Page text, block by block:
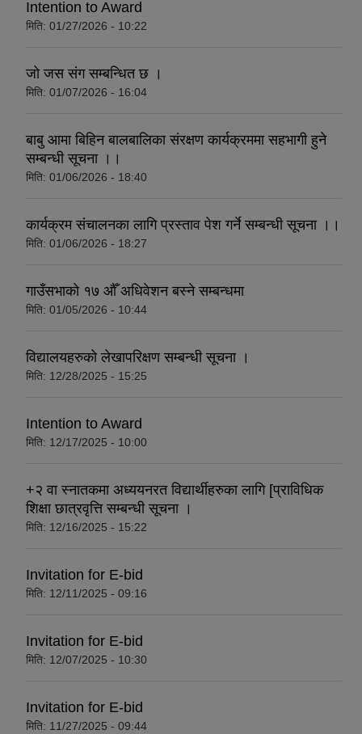
Intention to Award
मिति: 01/27/2026 - 10:22
जो जस संग सम्बन्धित छ ।
मिति: 01/07/2026 - 16:04
बाबु आमा बिहिन बालबालिका संरक्षण कार्यक्रममा सहभागी हुने
सम्बन्धी सूचना ।।
मिति: 01/06/2026 - 18:40
कार्यक्रम संचालनका लागि प्रस्ताव पेश गर्ने सम्बन्धी सूचना ।।
मिति: 01/06/2026 - 18:27
गाउँसभाको १७ औँ अधिवेशन बस्ने सम्बन्धमा
मिति: 01/05/2026 - 10:44
विद्यालयहरुको लेखापरिक्षण सम्बन्धी सूचना ।
मिति: 12/28/2025 - 15:25
Intention to Award
मिति: 12/17/2025 - 10:00
+२ वा स्नातकमा अध्ययनरत विद्यार्थीहरुका लागि [प्राविधिक
शिक्षा छात्रवृत्ति सम्बन्धी सूचना ।
मिति: 12/16/2025 - 15:22
Invitation for E-bid
मिति: 12/11/2025 - 09:16
Invitation for E-bid
मिति: 12/07/2025 - 10:30
Invitation for E-bid
मिति: 11/27/2025 - 09:44